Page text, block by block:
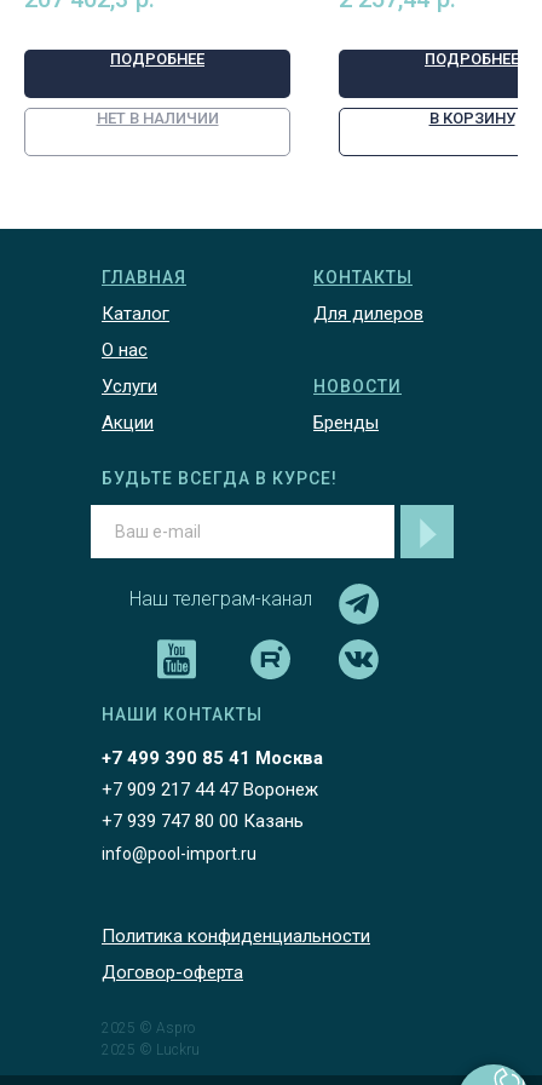
волоконный фильтр, Descon
ПОДРОБНЕЕ
НЕТ В НАЛИЧИИ
ПОДРОБНЕЕ
В КОРЗИНУ
ГЛАВНАЯ
Каталог
О нас
Услуги
Акции
КОНТАКТЫ
Для дилеров
НОВОСТИ
Бренды
2025 © Aspro
2025 © Luckru
Наш телеграм-канал
БУДЬТЕ ВСЕГДА В КУРСЕ!
+7 499 390 85 41 Москва
НАШИ КОНТАКТЫ
+7 909 217 44 47 Воронеж
+7 939 747 80 00 Казань
info@pool-import.ru
Политика конфиденциальности
Договор-оферта